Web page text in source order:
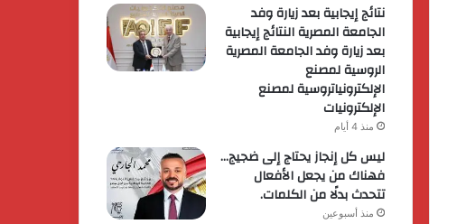
نتائج إيجابية بعد زيارة وفد
الجامعة المصرية النتائج إيجابية
بعد زيارة وفد الجامعة المصرية
الروسية لمصنع
الإلكترونياتروسية لمصنع
الإلكترونيات
منذ 4 أيام
ليس كل إنجاز يحتاج إلى ضجيج…
فهناك من يجعل الأفعال
تتحدث بدلًا من الكلمات.
منذ أسبوعين